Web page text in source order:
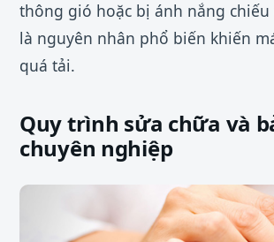
thông gió hoặc bị ánh nắng
là nguyên nhân phổ biến khiến
quá tải.
Quy trình sửa chữa và
chuyên nghiệp